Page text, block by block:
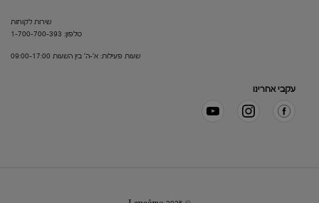
שירות לקוחות
טלפון: 1-700-700-393
שעות פעילות: א'-ה' בין השעות 09:00-17:00
עקבי אחרינו